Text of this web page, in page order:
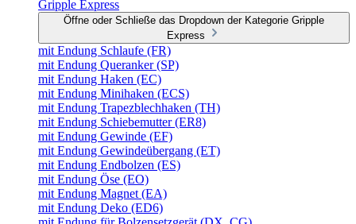
Gripple Express
Öffne oder Schließe das Dropdown der Kategorie Gripple
Express
mit Endung Schlaufe (FR)
mit Endung Queranker (SP)
mit Endung Haken (EC)
mit Endung Minihaken (ECS)
mit Endung Trapezblechhaken (TH)
mit Endung Schiebemutter (ER8)
mit Endung Gewinde (EF)
mit Endung Gewindeübergang (ET)
mit Endung Endbolzen (ES)
mit Endung Öse (EO)
mit Endung Magnet (EA)
mit Endung Deko (ED6)